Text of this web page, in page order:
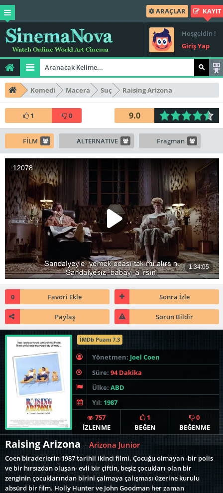
ARAÇLAR KAYIT
Hoşgeldin !
Giriş Yap
Komedi Macera Suç Raising Arizona
1 0 9.0
FİLM ALTERNATIVE Fragman
0 Favori Ekle Sonra İzle
Paylaş Sorun Bildir
İMDb Puanı 7.3
Yönetmen: Joel Coen
Süre: 94 Dakika
Ülke: ABD
Yıl: 1987
757
İZLENME
1
BEĞEN
0
BEĞENME
Raising Arizona - Arizona Junior
Coen biraderlerin 1987 tarihli ikinci filmi. Çocuğu olmayan -bir polis
ve bir hırsızdan oluşan- evli bir çiftin, beşiz çocukları olan bir
zenginin çocuklarından birini çalmaya çalışması üzerine kurulu
absürd bir film. Holly Hunter ve John Goodman her zaman